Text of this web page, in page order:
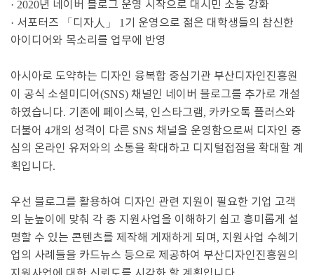
· 2020년 네이버 블로그 운영 시작으로 대시민 소통 강화
· 서포터즈 「 디자 人 」 1 기 운영으로 젊은 대학생들의 참신한
아이디어와 목소리를 업무에 반영
아시아로 도약하는 디자인 융복합 중심기관 부산디자인진흥원
이 공식 소셜미디어 (SNS) 채널인 네이버 블로그를 추가로 개설
하였습니다. 기존에 페이스북, 인스타그램, 카카오톡 플러스와
더불어 4개의 성격이 다른 SNS 채널을 운영함으로써 디자인 중
심의 온라인 유저와의 소통을 확대하고 디지털접점을 확대할 계
획입니다.
우선 블로그를 활용하여 디자인 관련 지원이 필요한 기업 고객
의 눈높이에 맞춰 각 종 지원사업을 이해하기 쉽고 흥미롭게 설
명할 수 있는 콘텐츠를 제작해 게재하게 되며 , 지원사업 수혜기
업의 사례들을 카드뉴스 등으로 제공하여 부산디자인진흥원의